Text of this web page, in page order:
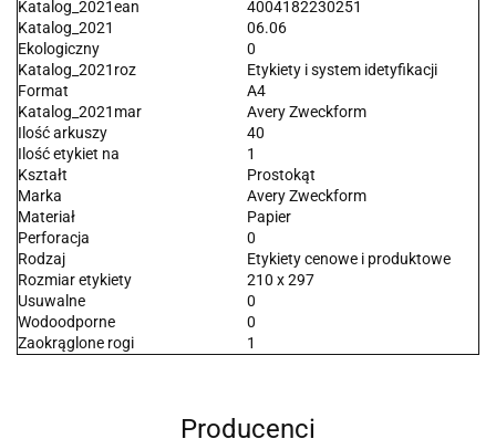
Katalog_2021ean
4004182230251
Katalog_2021
06.06
Ekologiczny
0
Katalog_2021roz
Etykiety i system idetyfikacji
Format
A4
Katalog_2021mar
Avery Zweckform
Ilość arkuszy
40
Ilość etykiet na
1
Kształt
Prostokąt
Marka
Avery Zweckform
Materiał
Papier
Perforacja
0
Rodzaj
Etykiety cenowe i produktowe
Rozmiar etykiety
210 x 297
Usuwalne
0
Wodoodporne
0
Zaokrąglone rogi
1
Producenci